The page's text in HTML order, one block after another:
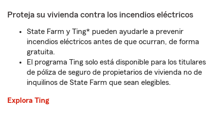
Proteja su vivienda contra los incendios eléctricos
State Farm y Ting* pueden ayudarle a prevenir
incendios eléctricos antes de que ocurran, de forma
gratuita.
El programa Ting solo está disponible para los titulares
de póliza de seguro de propietarios de vivienda no de
inquilinos de State Farm que sean elegibles.
Explora Ting